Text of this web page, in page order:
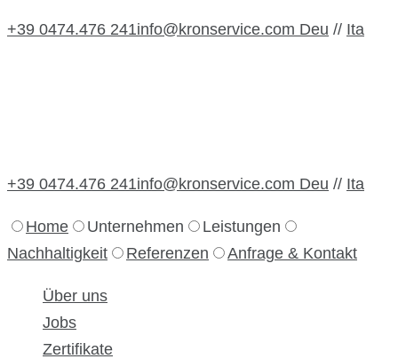
+39 0474.476 241info@kronservice.com Deu // Ita
+39 0474.476 241info@kronservice.com Deu // Ita
Home Unternehmen
Leistungen
Nachhaltigkeit
Referenzen Anfrage & Kontakt
Über uns
Jobs
Zertifikate